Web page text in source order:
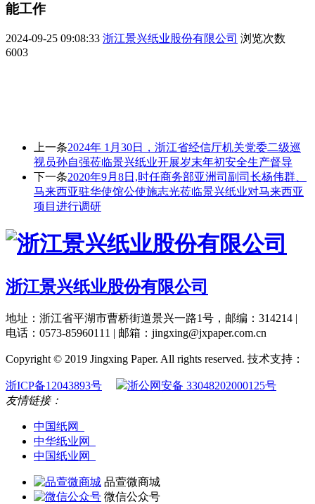
能工作
2024-09-25 09:08:33 浙江景兴纸业股份有限公司 浏览次数
6003
上一条2024年 1月30日，浙江省经信厅机关党委二级巡
视员孙自强莅临景兴纸业开展岁末年初安全生产督导
下一条2020年9月8日,时任商务部亚洲司副司长杨伟群、
马来西亚驻华使馆公使施志光莅临景兴纸业对马来西亚
项目进行调研
浙江景兴纸业股份有限公司
地址：浙江省平湖市曹桥街道景兴一路1号，邮编：314214 |
电话：0573-85960111 | 邮箱：jingxing@jxpaper.com.cn
Copyright © 2019 Jingxing Paper. All rights reserved. 技术支持：
浙ICP备12043893号
浙公网安备 33048202000125号
友情链接：
中国纸网
中华纸业网
中国纸业网
品萱微商城
微信公众号